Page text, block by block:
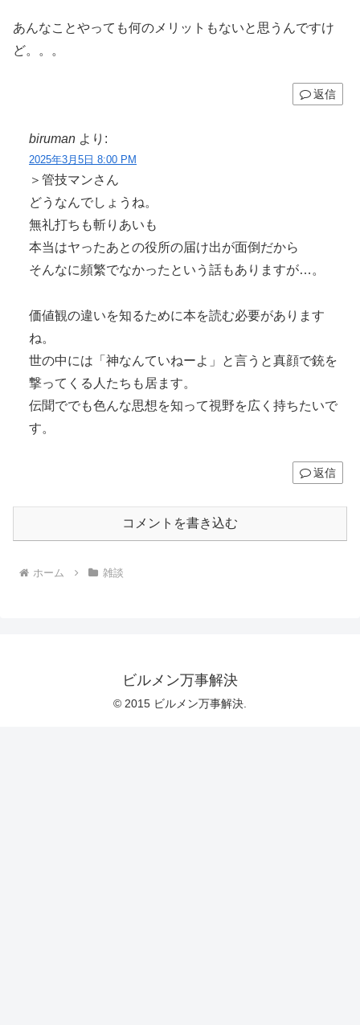
あんなことやっても何のメリットもないと思うんですけ
ど。。。
返信
biruman より:
2025年3月5日 8:00 PM
＞管技マンさん
どうなんでしょうね。
無礼打ちも斬りあいも
本当はヤったあとの役所の届け出が面倒だから
そんなに頻繁でなかったという話もありますが…。
価値観の違いを知るために本を読む必要があります
ね。
世の中には「神なんていねーよ」と言うと真顔で銃を
撃ってくる人たちも居ます。
伝聞ででも色んな思想を知って視野を広く持ちたいで
す。
返信
コメントを書き込む
ホーム 雑談
ビルメン万事解決
© 2015 ビルメン万事解決.